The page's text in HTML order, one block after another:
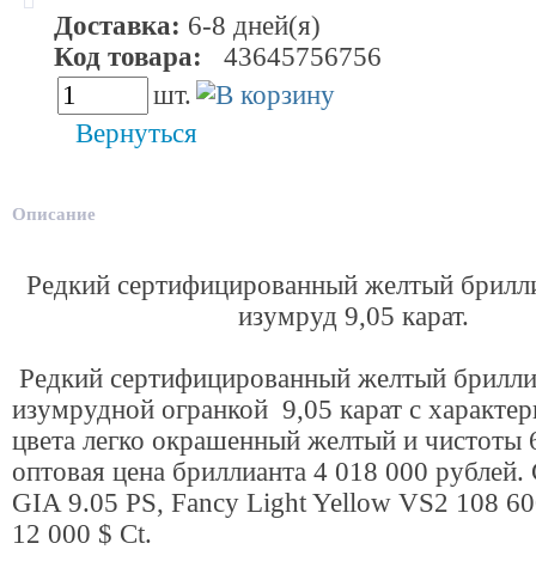
Доставка: 6-8 дней(я)
Код товара: 43645756756
шт.
Вернуться
Описание
Редкий сертифицированный желтый
изумруд 9,05 карат.
Редкий сертифицированный желтый
изумрудной огранкой 9,05 карат с
цвета легко окрашенный желтый и чистоты
оптовая цена бриллианта 4 018 000 рублей.
GIA 9.05 PS, Fancy Light Yellow VS2 108
12 000 $ Ct.